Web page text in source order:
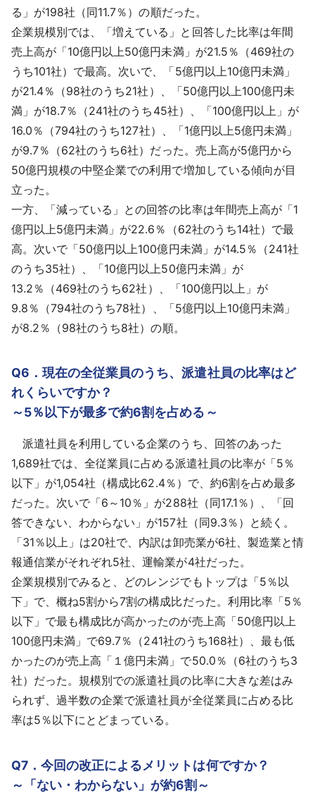
る」が198社（同11.7％）の順だった。
企業規模別では、「増えている」と回答した比率は年間
売上高が「10億円以上50億円未満」が21.5％（469社の
うち101社）で最高。次いで、「5億円以上10億円未満」
が21.4％（98社のうち21社）、「50億円以上100億円未
満」が18.7％（241社のうち45社）、「100億円以上」が
16.0％（794社のうち127社）、「1億円以上5億円未満」
が9.7％（62社のうち6社）だった。売上高が5億円から
50億円規模の中堅企業での利用で増加している傾向が目
立った。
一方、「減っている」との回答の比率は年間売上高が「1
億円以上5億円未満」が22.6％（62社のうち14社）で最
高。次いで「50億円以上100億円未満」が14.5％（241社
のうち35社）、「10億円以上50億円未満」が
13.2％（469社のうち62社）、「100億円以上」が
9.8％（794社のうち78社）、「5億円以上10億円未満」
が8.2％（98社のうち8社）の順。
Q6．現在の全従業員のうち、派遣社員の比率はど
れくらいですか？
～5％以下が最多で約6割を占める～
派遣社員を利用している企業のうち、回答のあった
1,689社では、全従業員に占める派遣社員の比率が「5％
以下」が1,054社（構成比62.4％）で、約6割を占め最多
だった。次いで「6～10％」が288社（同17.1％）、「回
答できない、わからない」が157社（同9.3％）と続く。
「31％以上」は20社で、内訳は卸売業が6社、製造業と情
報通信業がそれぞれ5社、運輸業が4社だった。
企業規模別でみると、どのレンジでもトップは「5％以
下」で、概ね5割から7割の構成比だった。利用比率「5％
以下」で最も構成比が高かったのが売上高「50億円以上
100億円未満」で69.7％（241社のうち168社）、最も低
かったのが売上高「１億円未満」で50.0％（6社のうち3
社）だった。規模別での派遣社員の比率に大きな差はみ
られず、過半数の企業で派遣社員が全従業員に占める比
率は5％以下にとどまっている。
Q7．今回の改正によるメリットは何ですか？
～「ない・わからない」が約6割～